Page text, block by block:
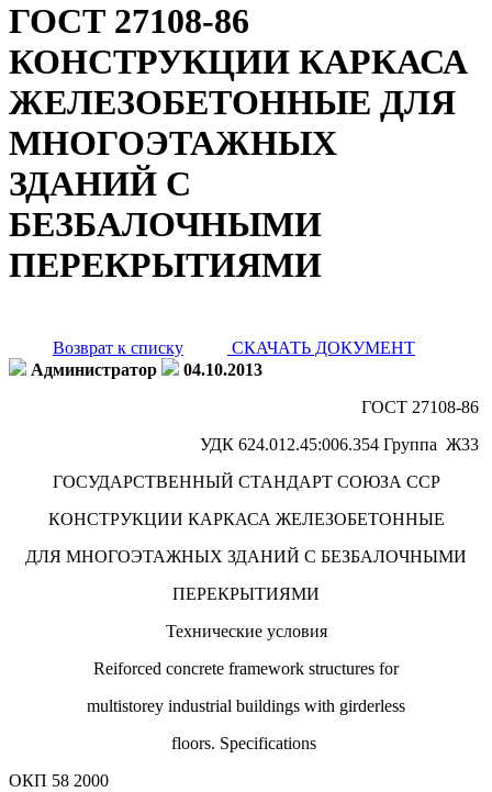
ГОСТ 27108-86
КОНСТРУКЦИИ КАРКАСА
ЖЕЛЕЗОБЕТОННЫЕ ДЛЯ
МНОГОЭТАЖНЫХ
ЗДАНИЙ С
БЕЗБАЛОЧНЫМИ
ПЕРЕКРЫТИЯМИ
Возврат к списку
СКАЧАТЬ ДОКУМЕНТ
Администратор
04.10.2013
ГОСТ 27108-86
УДК 624.012.45:006.354 Группа Ж33
ГОСУДАРСТВЕННЫЙ СТАНДАРТ СОЮЗА ССР
КОНСТРУКЦИИ КАРКАСА ЖЕЛЕЗОБЕТОННЫЕ
ДЛЯ МНОГОЭТАЖНЫХ ЗДАНИЙ С БЕЗБАЛОЧНЫМИ
ПЕРЕКРЫТИЯМИ
Технические условия
Reiforced concrete framework structures for
multistorey industrial buildings with girderless
floors. Specifications
ОКП 58 2000